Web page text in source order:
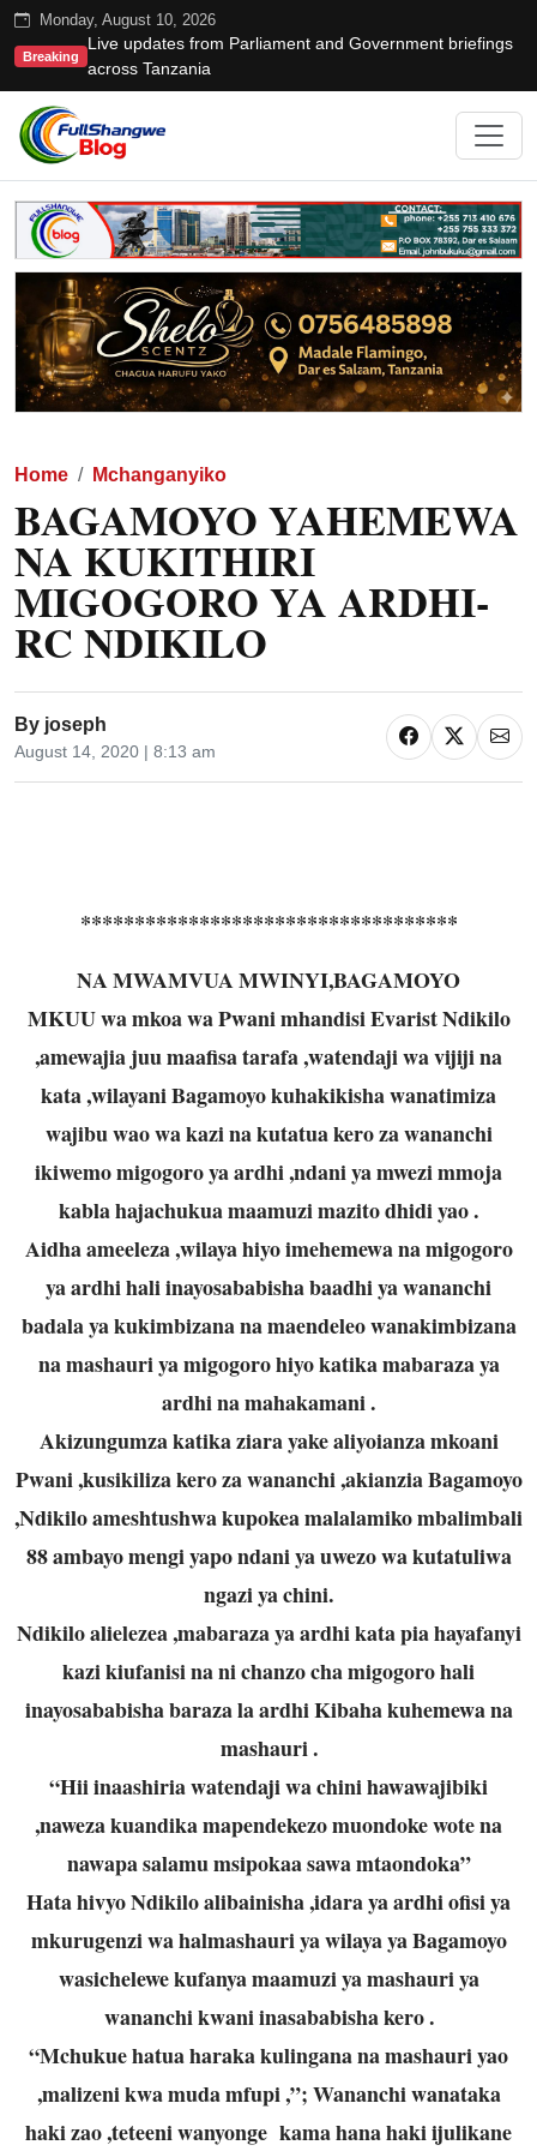
Monday, August 10, 2026
Breaking
Live updates from Parliament and Government briefings
across Tanzania
Home Mchanganyiko
BAGAMOYO YAHEMEWA
NA KUKITHIRI
MIGOGORO YA ARDHI-
RC NDIKILO
By joseph
August 14, 2020 | 8:13 am
***********************************
NA MWAMVUA MWINYI,BAGAMOYO
MKUU wa mkoa wa Pwani mhandisi Evarist Ndikilo
,amewajia juu maafisa tarafa ,watendaji wa vijiji na
kata ,wilayani Bagamoyo kuhakikisha wanatimiza
wajibu wao wa kazi na kutatua kero za wananchi
ikiwemo migogoro ya ardhi ,ndani ya mwezi mmoja
kabla hajachukua maamuzi mazito dhidi yao .
Aidha ameeleza ,wilaya hiyo imehemewa na migogoro
ya ardhi hali inayosababisha baadhi ya wananchi
badala ya kukimbizana na maendeleo wanakimbizana
na mashauri ya migogoro hiyo katika mabaraza ya
ardhi na mahakamani .
Akizungumza katika ziara yake aliyoianza mkoani
Pwani ,kusikiliza kero za wananchi ,akianzia Bagamoyo
,Ndikilo ameshtushwa kupokea malalamiko mbalimbali
88 ambayo mengi yapo ndani ya uwezo wa kutatuliwa
ngazi ya chini.
Ndikilo alielezea ,mabaraza ya ardhi kata pia hayafanyi
kazi kiufanisi na ni chanzo cha migogoro hali
inayosababisha baraza la ardhi Kibaha kuhemewa na
mashauri .
“Hii inaashiria watendaji wa chini hawawajibiki
,naweza kuandika mapendekezo muondoke wote na
nawapa salamu msipokaa sawa mtaondoka”
Hata hivyo Ndikilo alibainisha ,idara ya ardhi ofisi ya
mkurugenzi wa halmashauri ya wilaya ya Bagamoyo
wasichelewe kufanya maamuzi ya mashauri ya
wananchi kwani inasababisha kero .
“Mchukue hatua haraka kulingana na mashauri yao
,malizeni kwa muda mfupi ,”; Wananchi wanataka
haki zao ,teteeni wanyonge kama hana haki ijulikane